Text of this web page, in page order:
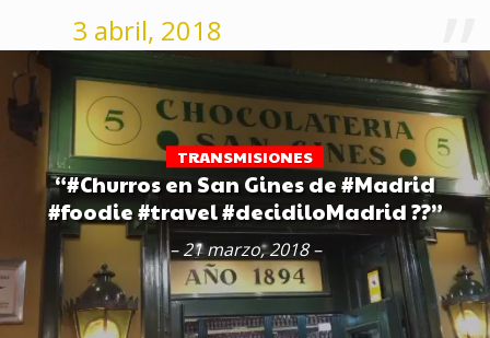
3 abril, 2018
TRANSMISIONES
“#Churros en San Gines de #Madrid
#foodie #travel #decidiloMadrid ??”
– 21 marzo, 2018 –